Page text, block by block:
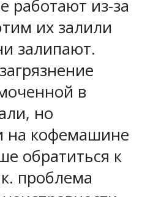
работают из-за
их залили
залипают.
в
но
на кофемашине
обратиться к
проблема